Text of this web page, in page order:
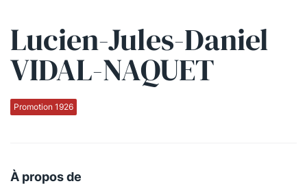
Lucien-Jules-Daniel
VIDAL-NAQUET
Promotion 1926
À propos de
Qui sommes-nous ?
La Conférence
La défense pénale